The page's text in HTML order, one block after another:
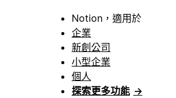
Notion，適用於
企業
新創公司
小型企業
個人
探索更多功能 →